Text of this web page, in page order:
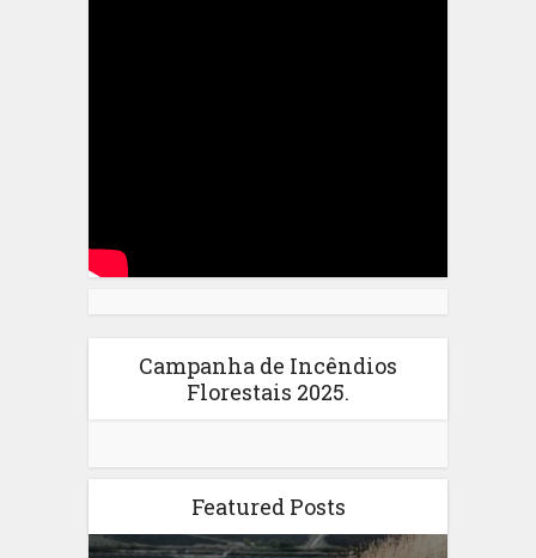
Campanha de Incêndios
Florestais 2025.
Featured Posts